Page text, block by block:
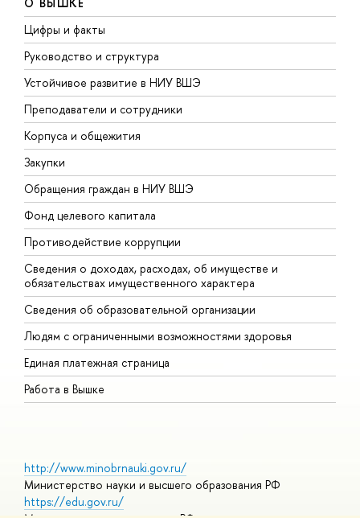
Цифры и факты
Руководство и структура
Устойчивое развитие в НИУ ВШЭ
Преподаватели и сотрудники
Корпуса и общежития
Закупки
Обращения граждан в НИУ ВШЭ
Фонд целевого капитала
Противодействие коррупции
Сведения о доходах, расходах, об имуществе и
обязательствах имущественного характера
Сведения об образовательной организации
Людям с ограниченными возможностями здоровья
Единая платежная страница
Работа в Вышке
http://www.minobrnauki.gov.ru/
Министерство науки и высшего образования РФ
https://edu.gov.ru/